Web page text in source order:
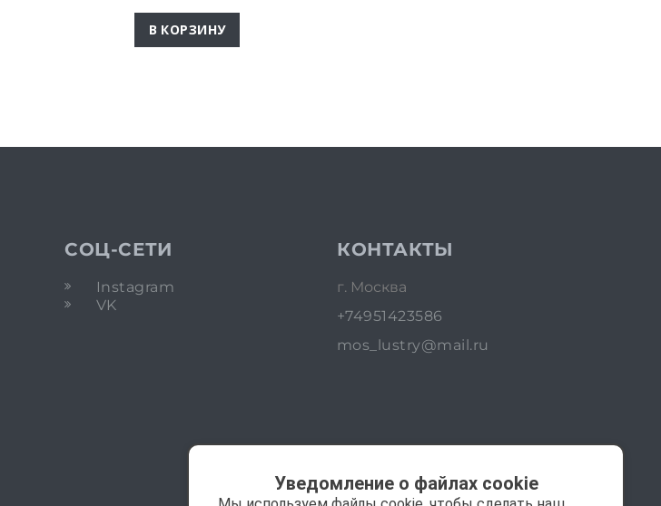
В КОРЗИНУ
СОЦ-СЕТИ
Instagram
VK
КОНТАКТЫ
г. Москва
+74951423586
mos_lustry@mail.ru
Уведомление о файлах cookie